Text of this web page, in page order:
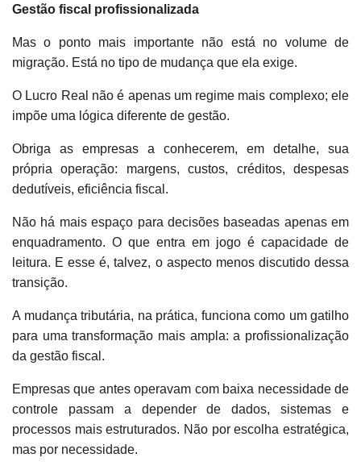
Gestão fiscal profissionalizada
Mas o ponto mais importante não está no volume de
migração. Está no tipo de mudança que ela exige.
O Lucro Real não é apenas um regime mais complexo; ele
impõe uma lógica diferente de gestão.
Obriga as empresas a conhecerem, em detalhe, sua
própria operação: margens, custos, créditos, despesas
dedutíveis, eficiência fiscal.
Não há mais espaço para decisões baseadas apenas em
enquadramento. O que entra em jogo é capacidade de
leitura. E esse é, talvez, o aspecto menos discutido dessa
transição.
A mudança tributária, na prática, funciona como um gatilho
para uma transformação mais ampla: a profissionalização
da gestão fiscal.
Empresas que antes operavam com baixa necessidade de
controle passam a depender de dados, sistemas e
processos mais estruturados. Não por escolha estratégica,
mas por necessidade.